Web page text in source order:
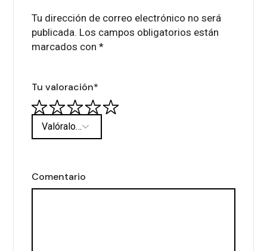
Tu dirección de correo electrónico no será
publicada. Los campos obligatorios están
marcados con*
Tu valoración*
Comentario